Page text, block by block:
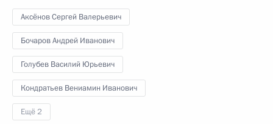
Аксёнов Сергей Валерьевич
Бочаров Андрей Иванович
Голубев Василий Юрьевич
Кондратьев Вениамин Иванович
Ещё 2